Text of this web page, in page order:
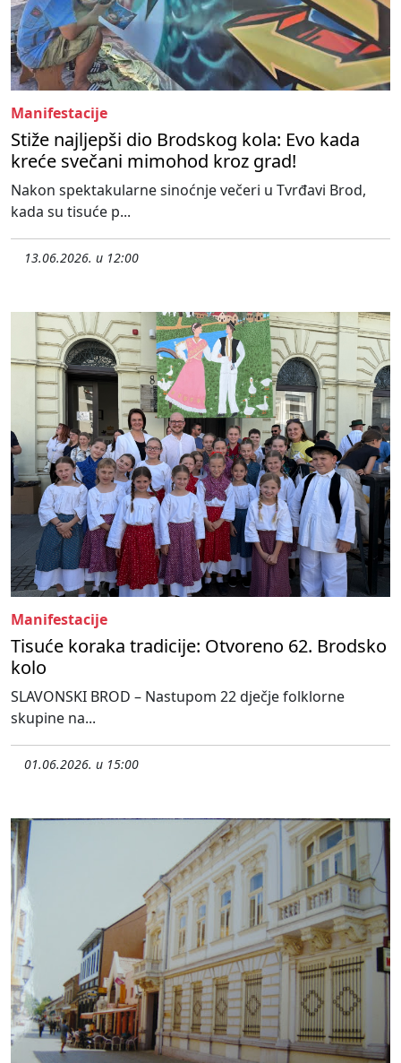
Manifestacije
Stiže najljepši dio Brodskog kola: Evo kada
kreće svečani mimohod kroz grad!
Nakon spektakularne sinoćnje večeri u Tvrđavi Brod,
kada su tisuće p...
13.06.2026. u 12:00
Manifestacije
Tisuće koraka tradicije: Otvoreno 62. Brodsko
kolo
SLAVONSKI BROD – Nastupom 22 dječje folklorne
skupine na...
01.06.2026. u 15:00